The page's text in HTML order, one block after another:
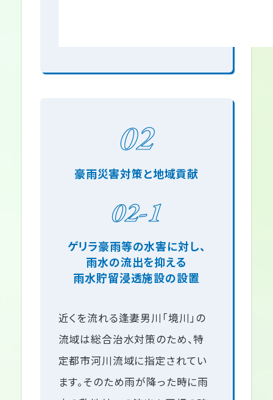
02
豪雨災害対策と地域貢献
02-1
ゲリラ豪雨等の水害に対し、
雨水の流出を抑える
雨水貯留浸透施設の設置
近くを流れる逢妻男川「境川」の
流域は総合治水対策のため、特
定都市河川流域に指定されてい
ます。そのため雨が降った時に雨